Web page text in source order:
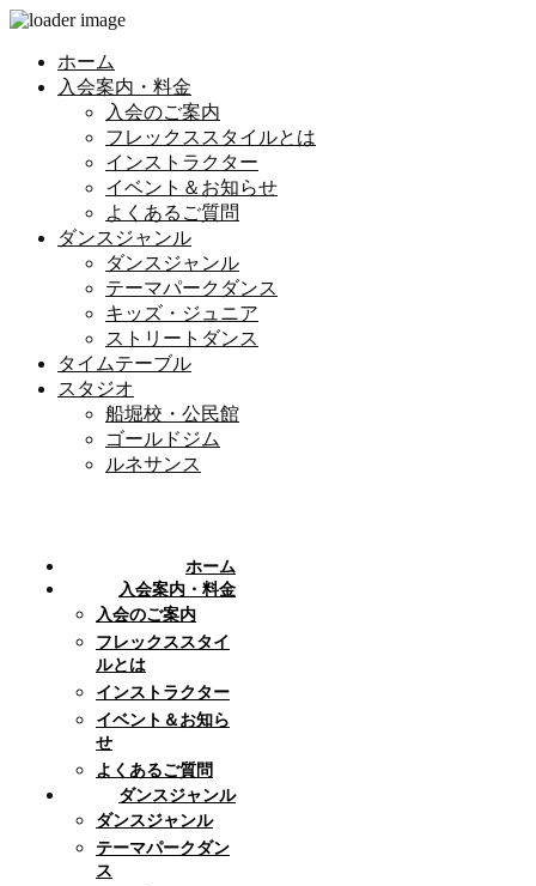
ホーム
入会案内・料金
入会のご案内
フレックススタイルとは
インストラクター
イベント＆お知らせ
よくあるご質問
ダンスジャンル
ダンスジャンル
テーマパークダンス
キッズ・ジュニア
ストリートダンス
タイムテーブル
スタジオ
船堀校・公民館
ゴールドジム
ルネサンス
ホーム
入会案内・料金
入会のご案内
フレックススタイ
ルとは
インストラクター
イベント＆お知ら
せ
よくあるご質問
ダンスジャンル
ダンスジャンル
テーマパークダン
ス